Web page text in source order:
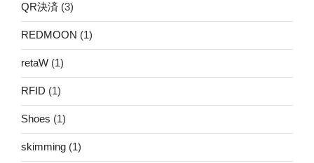
QR決済 (3)
REDMOON (1)
retaW (1)
RFID (1)
Shoes (1)
skimming (1)